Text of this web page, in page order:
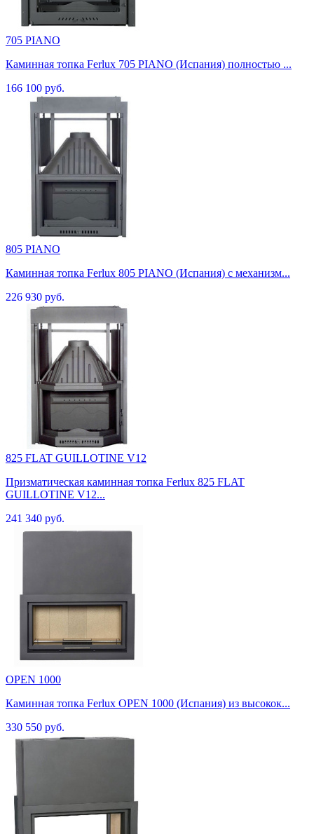
705 PIANO
Каминная топка Ferlux 705 PIANO (Испания) полностью ...
166 100 руб.
805 PIANO
Каминная топка Ferlux 805 PIANO (Испания) с механизм...
226 930 руб.
825 FLAT GUILLOTINE V12
Призматическая каминная топка Ferlux 825 FLAT
GUILLOTINE V12...
241 340 руб.
OPEN 1000
Каминная топка Ferlux OPEN 1000 (Испания) из высокок...
330 550 руб.